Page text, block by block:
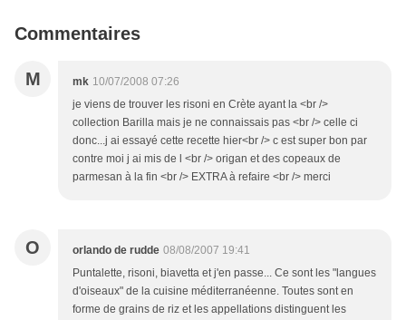
Commentaires
M mk 10/07/2008 07:26
je viens de trouver les risoni en Crète ayant la <br />
collection Barilla mais je ne connaissais pas <br /> celle ci
donc...j ai essayé cette recette hier<br /> c est super bon par
contre moi j ai mis de l <br /> origan et des copeaux de
parmesan à la fin <br /> EXTRA à refaire <br /> merci
O orlando de rudde 08/08/2007 19:41
Puntalette, risoni, biavetta et j'en passe... Ce sont les "langues
d'oiseaux" de la cuisine méditerranéenne. Toutes sont en
forme de grains de riz et les appellations distinguent les